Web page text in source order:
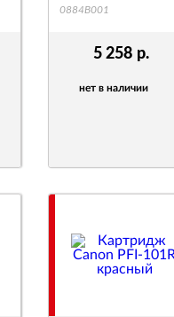
5 258 р.
нет в наличии
0884B001